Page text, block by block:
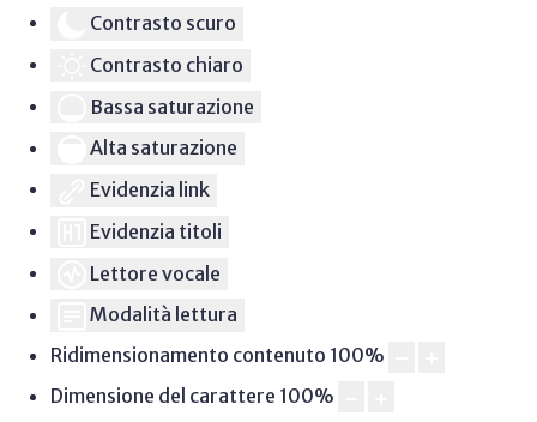
Contrasto scuro
Contrasto chiaro
Bassa saturazione
Alta saturazione
Evidenzia link
Evidenzia titoli
Lettore vocale
Modalità lettura
Ridimensionamento contenuto 100%
Dimensione del carattere 100%